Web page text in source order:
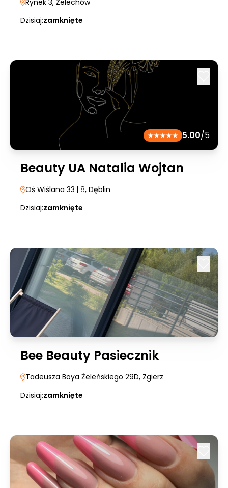
Rynek 3, Żelechów
Dzisiaj:zamknięte
5.00/5
Beauty UA Natalia Wojtan
Oś Wiślana 33 | 8, Dęblin
Dzisiaj:zamknięte
Bee Beauty Pasiecznik
Tadeusza Boya Żeleńskiego 29D, Zgierz
Dzisiaj:zamknięte